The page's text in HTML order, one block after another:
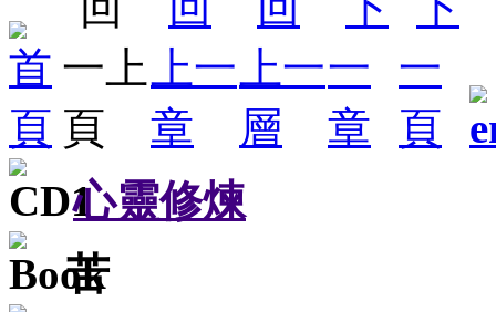
心靈修煉
苦